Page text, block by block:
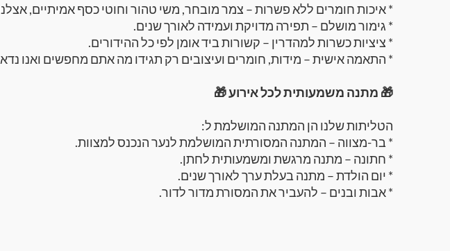
* איכות חומרים ללא פשרות – צמר מובחר, משי טהור וחוטי כסף אמיתיים,
* גימור מושלם – תפירה מדויקת ועמידה לאורך שנים.
* ציציות כשרות למהדרין – קשורות ביד אומן לפי כל ההידורים.
* התאמה אישית – מידות, חומרים ועיצובים רק תגידו מה אתם מחפשים ואנו
🎁 מתנה משמעותית לכל אירוע 🎁
הטליתות שלנו הן המתנה המושלמת ל:
* בר-מצווה – המתנה המסורתית המושלמת לנער הנכנס למצוות.
* חתונה – מתנה מרגשת ומשמעותית לחתן.
* יום הולדת – מתנה בעלת ערך לאורך שנים.
* אבות ובנים – להעביר את המסורת מדור לדור.